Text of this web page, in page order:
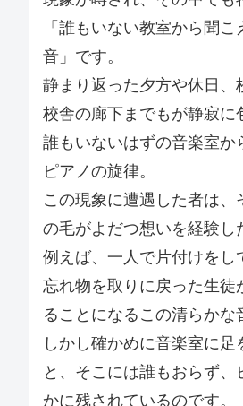
「誰もいない教室から聞
音」です。
静まり返った夕方や休日、
校舎の廊下までもが静寂に
誰もいないはずの音楽室か
ピアノの旋律。
この現象に遭遇した者は、
の毛がよだつ想いを経験し
例えば、一人で片付けをし
忘れ物を取りに戻った生徒
ることになるこの清らかな
しかし確かめに音楽室に足
と、そこには誰もおらず、
かに残されているのです。